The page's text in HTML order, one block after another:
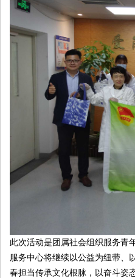
此次活动是团属社会组织服务青
服务中心将继续以公益为纽带、
春担当传承文化根脉，以奋斗姿